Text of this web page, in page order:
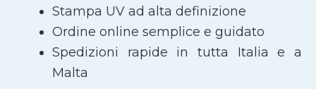
Stampa UV ad alta definizione
Ordine online semplice e guidato
Spedizioni rapide in tutta Italia e a
Malta